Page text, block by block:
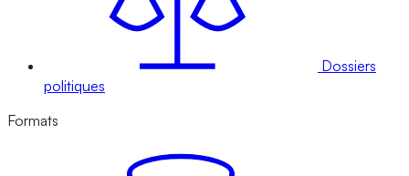
Dossiers
politiques
Formats